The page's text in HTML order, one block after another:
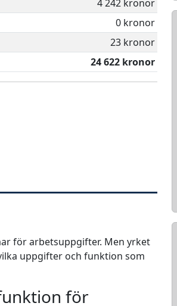
4 242 kronor
0 kronor
23 kronor
24 622 kronor
för arbetsuppgifter. Men yrket
uppgifter och funktion som
för